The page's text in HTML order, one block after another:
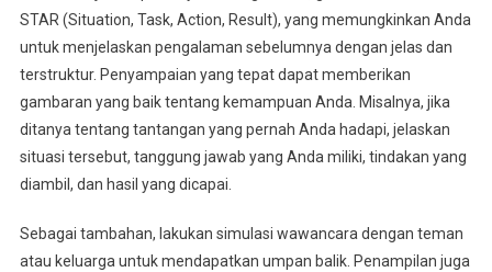
STAR (Situation, Task, Action, Result), yang memungkinkan Anda
untuk menjelaskan pengalaman sebelumnya dengan jelas dan
terstruktur. Penyampaian yang tepat dapat memberikan
gambaran yang baik tentang kemampuan Anda. Misalnya, jika
ditanya tentang tantangan yang pernah Anda hadapi, jelaskan
situasi tersebut, tanggung jawab yang Anda miliki, tindakan yang
diambil, dan hasil yang dicapai.
Sebagai tambahan, lakukan simulasi wawancara dengan teman
atau keluarga untuk mendapatkan umpan balik. Penampilan juga